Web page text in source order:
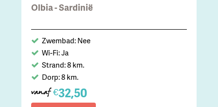
Olbia - Sardinië
Zwembad: Nee
Wi-Fi: Ja
Strand: 8 km.
Dorp: 8 km.
vanaf €32,50